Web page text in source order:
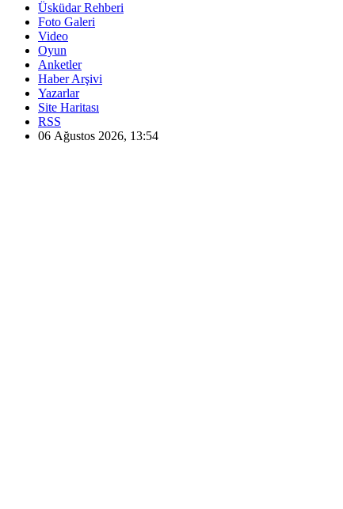
Üsküdar Rehberi
Foto Galeri
Video
Oyun
Anketler
Haber Arşivi
Yazarlar
Site Haritası
RSS
06 Ağustos 2026, 13:54